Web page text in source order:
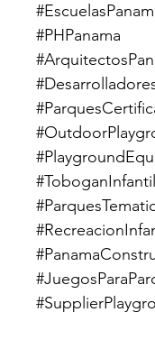
#PHPanama
#ToboganInfantil